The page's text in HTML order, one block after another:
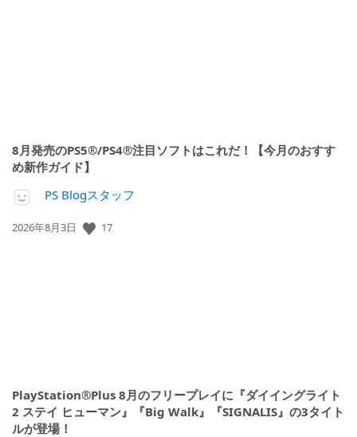
8月発売のPS5®/PS4®注目ソフトはこれだ！【今月のおすす
め新作ガイド】
PS Blogスタッフ
公
2026年8月3日 17
PlayStation®Plus 8月のフリープレイに『ダイイングライト
2 ステイ ヒューマン』『Big Walk』『SIGNALIS』の3タイト
ルが登場！